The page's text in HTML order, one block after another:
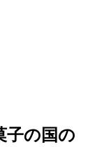
子の国の